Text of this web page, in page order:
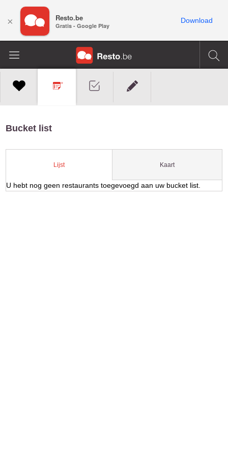
Bucket list
Lijst Kaart
U hebt nog geen restaurants toegevoegd aan uw bucket list.
× Resto.be
Gratis - Google Play
Download